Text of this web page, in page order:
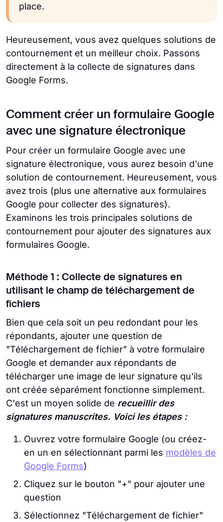
place.
Heureusement, vous avez quelques solutions de
contournement et un meilleur choix. Passons
directement à la collecte de signatures dans
Google Forms.
Comment créer un formulaire Google
avec une signature électronique
Pour créer un formulaire Google avec une
signature électronique, vous aurez besoin d'une
solution de contournement. Heureusement, vous
avez trois (plus une alternative aux formulaires
Google pour collecter des signatures).
Examinons les trois principales solutions de
contournement pour ajouter des signatures aux
formulaires Google.
Méthode 1 : Collecte de signatures en
utilisant le champ de téléchargement de
fichiers
Bien que cela soit un peu redondant pour les
répondants, ajouter une question de
"Téléchargement de fichier" à votre formulaire
Google et demander aux répondants de
télécharger une image de leur signature qu'ils
ont créée séparément fonctionne simplement.
C'est un moyen solide de recueillir des
signatures manuscrites. Voici les étapes :
Ouvrez votre formulaire Google (ou créez-
en un en sélectionnant parmi les modèles de
Google Forms)
Cliquez sur le bouton "+" pour ajouter une
question
Sélectionnez "Téléchargement de fichier"